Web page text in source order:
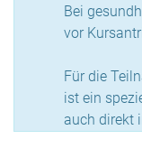
Bei
vor
Für die
ist ein
auch direkt